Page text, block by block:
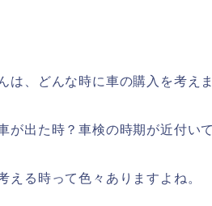
は、どんな時に車の購入を考え
が出た時？車検の時期が近付い
える時って色々ありますよね。